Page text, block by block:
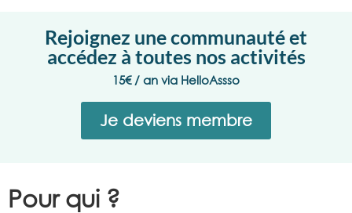
Rejoignez une communauté et
accédez à toutes nos activités
15€ / an via HelloAssso
Je deviens membre
Pour qui ?